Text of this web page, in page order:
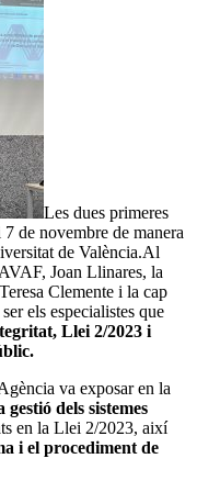
Les dues primeres
de novembre de manera
de València.Al
Joan Llinares, la
Clemente i la cap
els especialistes que
Llei 2/2023 i
va exposar en la
gestió dels sistemes
en la Llei 2/2023, així
i el procediment de